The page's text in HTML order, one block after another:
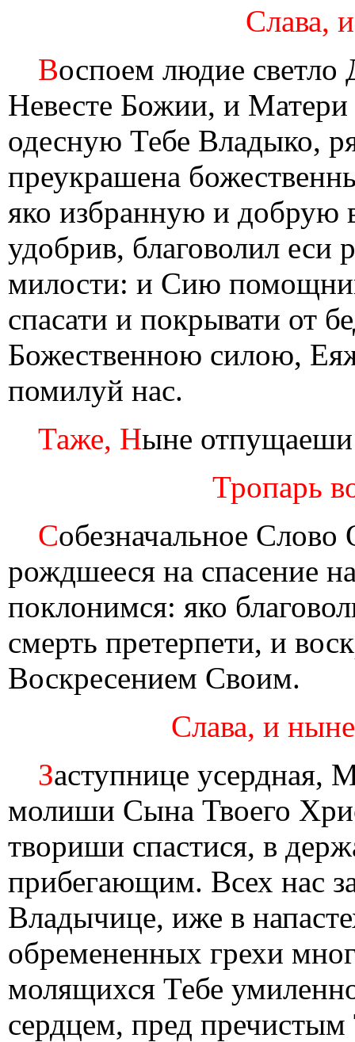
Слава,
Воспоем людие
Невесте Божии, и
одесную Тебе Владыко,
преукрашена
яко избранную и добрую
удобрив, благоволил еси
милости: и Сию
спасати и покрывати от
Божественною силою,
помилуй нас.
Таже, Ныне
Тропарь
Собезначальное
рождшееся на спасение
поклонимся: яко
смерть претерпети, и
Воскресением Своим.
Слава, и
Заступнице усердная,
молиши Сына Твоего
твориши спастися, в
прибегающим. Всех нас
Владычице, иже в
обремененных грехи
молящихся Тебе
сердцем, пред